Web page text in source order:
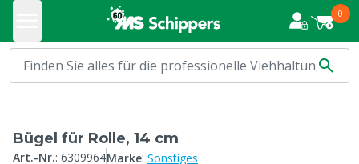
0
Bügel für Rolle, 14 cm
Art.-Nr.: 6309964Marke: Sonstiges